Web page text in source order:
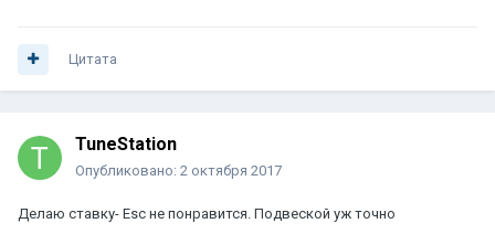
Цитата
TuneStation
Опубликовано: 2 октября 2017
Делаю ставку- Esc не понравится. Подвеской уж точно